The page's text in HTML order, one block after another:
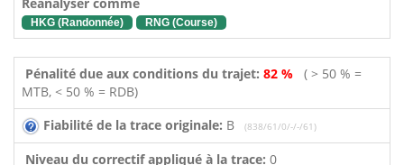
HKG (Randonnée) RNG (Course)
Pénalité due aux conditions du trajet: 82 % ( > 50 % =
MTB, < 50 % = RDB)
Fiabilité de la trace originale: B (838/61/0/-/-/61)
Niveau du correctif appliqué à la trace: 0